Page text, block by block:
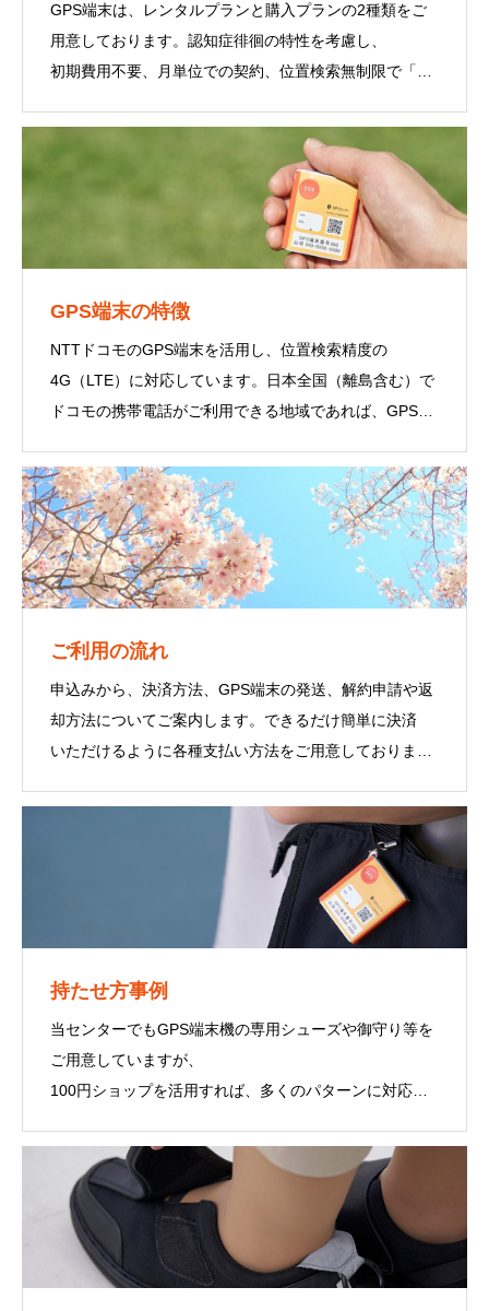
GPS端末は、レンタルプランと購入プランの2種類をご
用意しております。認知症徘徊の特性を考慮し、
初期費用不要、月単位での契約、位置検索無制限で「使
GPS端末の特徴
NTTドコモのGPS端末を活用し、位置検索精度の
4G（LTE）に対応しています。日本全国（離島含む）で
ドコモの携帯電話がご利用できる地域であれば、GPS端
ご利用の流れ
申込みから、決済方法、GPS端末の発送、解約申請や返
却方法についてご案内します。できるだけ簡単に決済
いただけるように各種支払い方法をご用意しておりま
持たせ方事例
当センターでもGPS端末機の専用シューズや御守り等を
ご用意していますが、
100円ショップを活用すれば、多くのパターンに対応で